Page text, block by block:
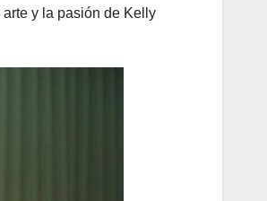
y la pasión de Kelly